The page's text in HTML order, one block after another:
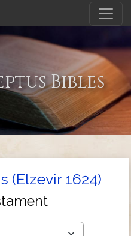
Bibles
(Elzevir 1624)